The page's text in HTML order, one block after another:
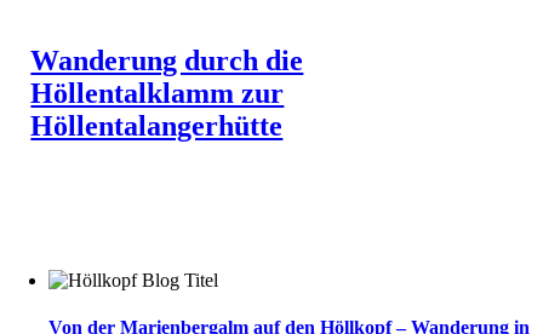
Wanderung durch die
Höllentalklamm zur
Höllentalangerhütte
Von der Marienbergalm auf den Höllkopf – Wanderung in